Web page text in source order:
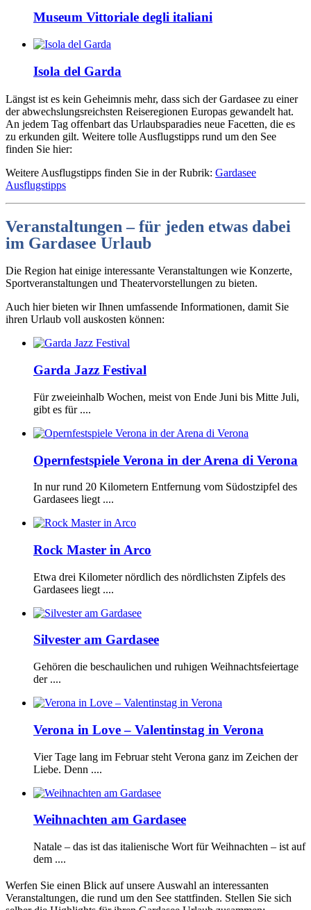
Museum Vittoriale degli italiani
Isola del Garda
Längst ist es kein Geheimnis mehr, dass sich der Gardasee zu einer
der abwechslungsreichsten Reiseregionen Europas gewandelt hat.
An jedem Tag offenbart das Urlaubsparadies neue Facetten, die es
zu erkunden gilt. Weitere tolle Ausflugstipps rund um den See
finden Sie hier:
Weitere Ausflugstipps finden Sie in der Rubrik: Gardasee
Ausflugstipps
Veranstaltungen – für jeden etwas dabei
im Gardasee Urlaub
Die Region hat einige interessante Veranstaltungen wie Konzerte,
Sportveranstaltungen und Theatervorstellungen zu bieten.
Auch hier bieten wir Ihnen umfassende Informationen, damit Sie
ihren Urlaub voll auskosten können:
Garda Jazz Festival
Für zweieinhalb Wochen, meist von Ende Juni bis Mitte Juli,
gibt es für ....
Opernfestspiele Verona in der Arena di Verona
In nur rund 20 Kilometern Entfernung vom Südostzipfel des
Gardasees liegt ....
Rock Master in Arco
Etwa drei Kilometer nördlich des nördlichsten Zipfels des
Gardasees liegt ....
Silvester am Gardasee
Gehören die beschaulichen und ruhigen Weihnachtsfeiertage
der ....
Verona in Love – Valentinstag in Verona
Vier Tage lang im Februar steht Verona ganz im Zeichen der
Liebe. Denn ....
Weihnachten am Gardasee
Natale – das ist das italienische Wort für Weihnachten – ist auf
dem ....
Werfen Sie einen Blick auf unsere Auswahl an interessanten
Veranstaltungen, die rund um den See stattfinden. Stellen Sie sich